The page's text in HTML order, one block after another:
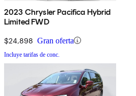
2023 Chrysler Pacifica Hybrid
Limited FWD
$24,898 Gran oferta
Incluye tarifas de conc.